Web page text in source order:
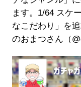
ます。1/64 スケ
なこだわり」を
のおまつさん（